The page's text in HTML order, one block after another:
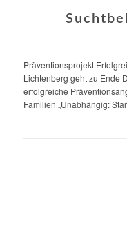
Präventionsprojekt
Lichtenberg geht zu Ende
erfolgreiche
Familien „Unabhängig: